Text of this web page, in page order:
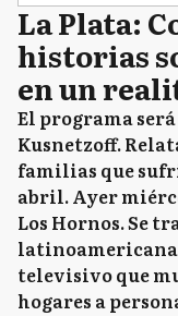
La Plata:
historias
en un
El programa
Kusnetzoff.
familias que
abril. Ayer
Los Hornos. Se
latinoamericana
televisivo que
hogares a